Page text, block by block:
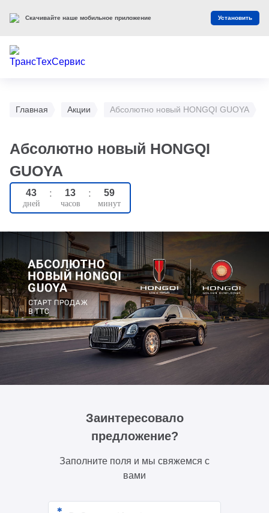
Главная Акции Абсолютно новый HONGQI GUOYA
Абсолютно новый HONGQI
GUOYA
43 : 13 : 59
Заинтересовало
предложение?
Заполните поля и мы свяжемся с
вами
Скачивайте наше мобильное приложение Установить